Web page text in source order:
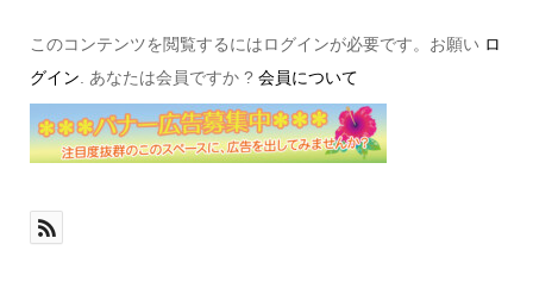
このコンテンツを閲覧するにはログインが必要です。お願い ロ
グイン . あなたは会員ですか ? 会員について